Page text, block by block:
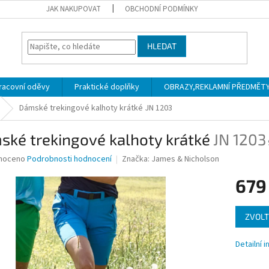
JAK NAKUPOVAT OBCHODNÍ PODMÍNKY
HLEDAT
oděvy Praktické doplňky OBRAZY,REKLAMNÍ
Dámské trekingové kalhoty krátké JN 1203
trekingové kalhoty krátké JN 1203
Podrobnosti hodnocení Značka: James & Nicholson
Měrná
cena:
Detailní